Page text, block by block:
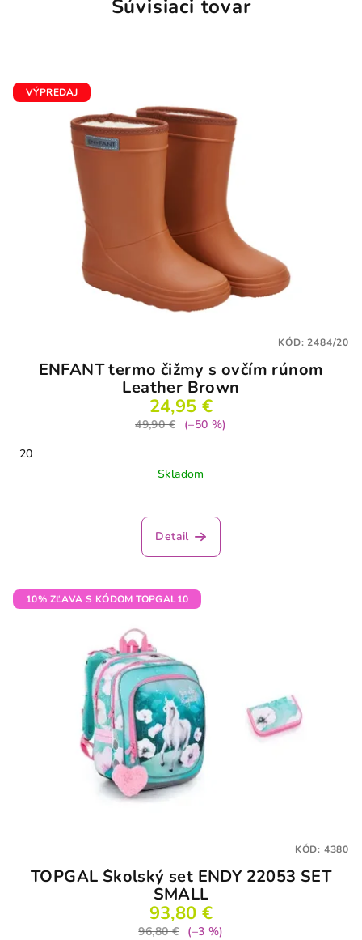
Súvisiaci tovar
VÝPREDAJ
ENFANT termo čižmy s ovčím rúnom
Leather Brown
24,95 €
49,90 €
(–50 %)
20
Skladom
Detail
KÓD:2484/20
10% ZĽAVA S KÓDOM TOPGAL10
TOPGAL Školský set ENDY 22053 SET
SMALL
93,80 €
96,80 €
(–3 %)
KÓD: 4380